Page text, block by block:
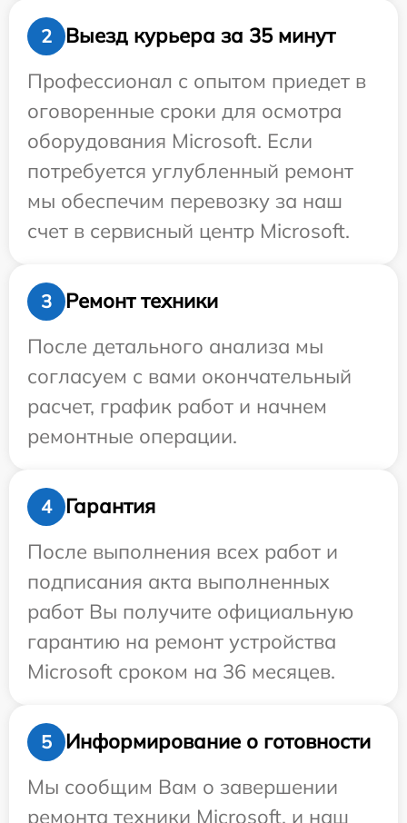
2
Выезд курьера за 35 минут
Профессионал с опытом приедет в
оговоренные сроки для осмотра
оборудования Microsoft. Если
потребуется углубленный ремонт
мы обеспечим перевозку за наш
счет в сервисный центр Microsoft.
3
Ремонт техники
После детального анализа мы
согласуем с вами окончательный
расчет, график работ и начнем
ремонтные операции.
4
Гарантия
После выполнения всех работ и
подписания акта выполненных
работ Вы получите официальную
гарантию на ремонт устройства
Microsoft сроком на 36 месяцев.
5
Информирование о готовности
Мы сообщим Вам о завершении
ремонта техники Microsoft, и наш